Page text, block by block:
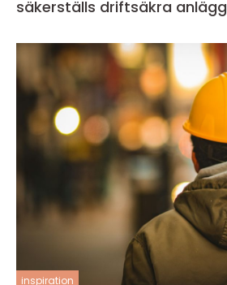
säkerställs driftsäkra
inspiration